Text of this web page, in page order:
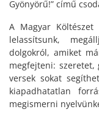
Gyönyörű!” című
A Magyar
lelassítsunk,
dolgokról, amiket
megfejteni: szeretet,
versek sokat
kiapadhatatlan
megismerni